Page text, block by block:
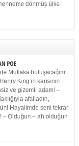
dönmüş ülke
POE
Mutlaka buluşacağım
King’in karısının
ve gizemli adam! –
afalladın,
Hayalimde seni tekrar
– Olduğun – ah olduğun